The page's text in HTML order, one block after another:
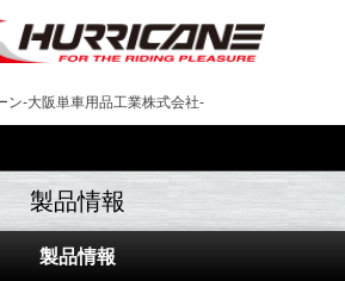
ン-大阪単車用品工業株式会社-
製品情報